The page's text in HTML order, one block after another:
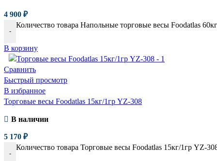
4 900 ₽
-
Количество товара Напольные торговые весы Foodatlas
В корзину
Сравнить
Быстрый просмотр
В избранное
Торговые весы Foodatlas 15кг/1гр YZ-308
В наличии
5 170 ₽
-
Количество товара Торговые весы Foodatlas 15кг/1гр YZ-